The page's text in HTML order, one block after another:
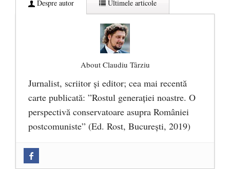
Despre autor Ultimele articole
About Claudiu Târziu
Jurnalist, scriitor şi editor; cea mai recentă
carte publicată: ”Rostul generației noastre. O
perspectivă conservatoare asupra României
postcomuniste” (Ed. Rost, București, 2019)